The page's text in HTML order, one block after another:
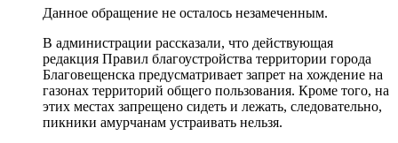
Данное обращение не осталось незамеченным.
В администрации рассказали, что действующая
редакция Правил благоустройства территории города
Благовещенска предусматривает запрет на хождение на
газонах территорий общего пользования. Кроме того, на
этих местах запрещено сидеть и лежать, следовательно,
пикники амурчанам устраивать нельзя.